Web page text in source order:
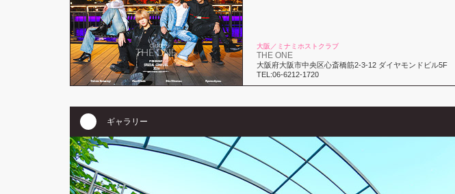
大阪／ミナミホストクラブ
THE ONE
大阪府大阪市中央区心斎橋筋2-3-12 ダイヤモンドビル5F
TEL:06-6212-1720
ギャラリー